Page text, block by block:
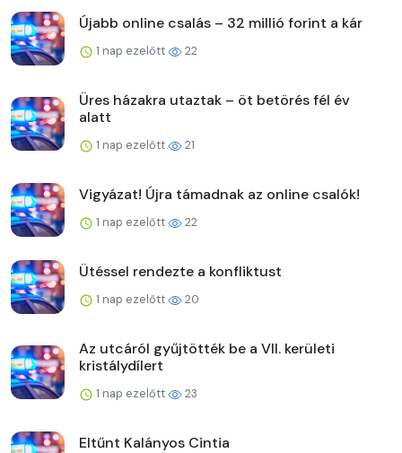
Újabb online csalás – 32 millió forint a kár
1 nap ezelőtt 22
Üres házakra utaztak – öt betörés fél év
alatt
1 nap ezelőtt 21
Vigyázat! Újra támadnak az online csalók!
1 nap ezelőtt 22
Ütéssel rendezte a konfliktust
1 nap ezelőtt 20
Az utcáról gyűjtötték be a VII. kerületi
kristálydílert
1 nap ezelőtt 23
Eltűnt Kalányos Cintia